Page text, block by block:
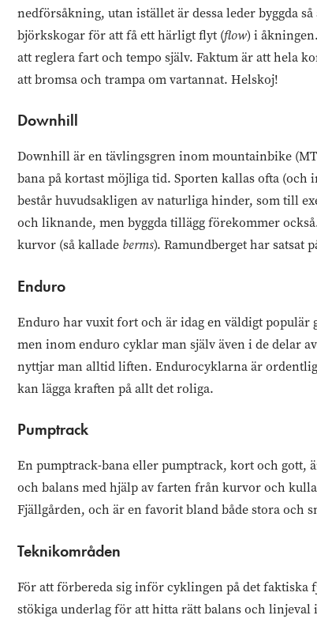
nedförsåkning, utan istället är dessa leder byggda
björkskogar för att få ett härligt flyt (flow) i
att reglera fart och tempo själv. Faktum är att hela
att bromsa och trampa om vartannat. Helskoj!
Downhill
Downhill är en tävlingsgren inom mountainbike
bana på kortast möjliga tid. Sporten kallas ofta
består huvudsakligen av naturliga hinder, som till
och liknande, men byggda tillägg förekommer
kurvor (så kallade berms). Ramundberget har
Enduro
Enduro har vuxit fort och är idag en väldigt
men inom enduro cyklar man själv även i de delar
nyttjar man alltid liften. Endurocyklarna är
kan lägga kraften på allt det roliga.
Pumptrack
En pumptrack-bana eller pumptrack, kort och gott,
och balans med hjälp av farten från kurvor och
Fjällgården, och är en favorit bland både stora och
Teknikområden
För att förbereda sig inför cyklingen på det faktiska
stökiga underlag för att hitta rätt balans och